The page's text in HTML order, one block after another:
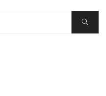
Buscar